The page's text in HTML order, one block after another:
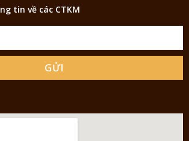
tin về các CTKM
GỬI